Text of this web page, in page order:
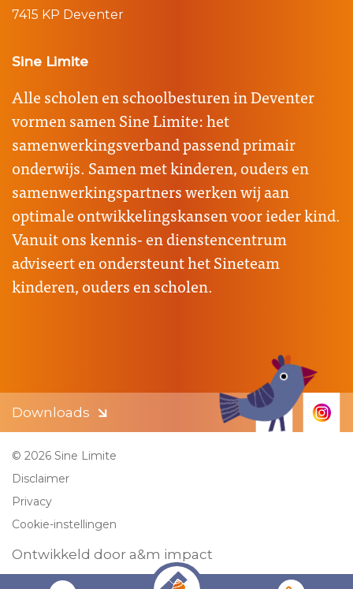
7415 KP Deventer
Sine Limite
Alle scholen en schoolbesturen in Deventer
vormen samen Sine Limite: het
samenwerkingsverband passend primair
onderwijs. Samen met kinderen, ouders en
samenwerkingspartners werken wij aan
optimale ontwikkelingskansen voor ieder kind.
Vanuit ons kennis- en dienstencentrum
adviseert en ondersteunt het Sineteam
kinderen, ouders en scholen.
Downloads
© 2026 Sine Limite
Disclaimer
Privacy
Cookie-instellingen
Ontwikkeld door a&m impact